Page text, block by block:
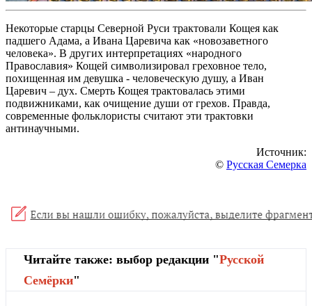
Некоторые старцы Северной Руси трактовали Кощея как
падшего Адама, а Ивана Царевича как «новозаветного
человека». В других интерпретациях «народного
Православия» Кощей символизировал греховное тело,
похищенная им девушка - человеческую душу, а Иван
Царевич – дух. Смерть Кощея трактовалась этими
подвижниками, как очищение души от грехов. Правда,
современные фольклористы считают эти трактовки
антинаучными.
Источник:
© Русская Семерка
Читайте также: выбор редакции "Русской
Cемёрки"